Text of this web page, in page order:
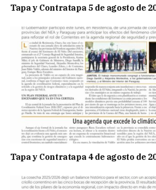
Tapa y Contratapa 5 de agosto de
Tapa y Contratapa 4 de agosto de